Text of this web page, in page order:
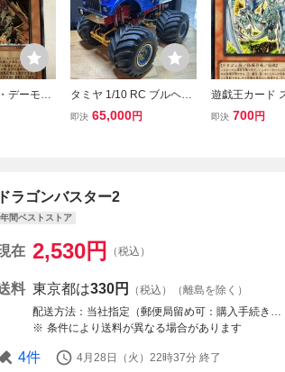
デーモン
スター C
タミヤ 1/10 RC ブルヘッ
ド モンスタートラック ラ
即決 65,000円
遊戯王カード
ト・ドラゴン
即決 700円
ドラゴンバスター2
年間ベストストア
在 2,530円 （税込）
料 東京都は330円
（税込）（離島を除く）
配送方法
当社指定（郵便局留め可：購入手続き時にお客様にて受取郵便局の設定が必要です）
条件により送料が異なる場合があります
4件 4月28日（火）22時37分 終了